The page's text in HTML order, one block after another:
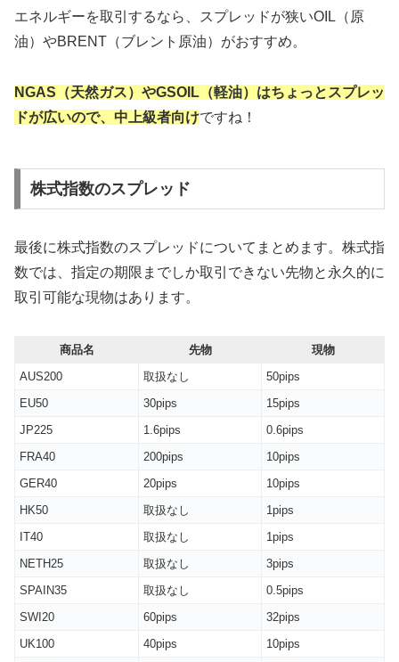
エネルギーを取引するなら、スプレッドが狭いOIL（原
油）やBRENT（ブレント原油）がおすすめ。
NGAS（天然ガス）やGSOIL（軽油）はちょっとスプレッ
ドが広いので、中上級者向けですね！
株式指数のスプレッド
最後に株式指数のスプレッドについてまとめます。株式指
数では、指定の期限までしか取引できない先物と永久的に
取引可能な現物はあります。
商品名 先物
現物
AUS200
取扱なし
50pips
EU50
30pips
15pips
JP225
1.6pips
0.6pips
FRA40
200pips
10pips
GER40
20pips
10pips
HK50
取扱なし
1pips
IT40
取扱なし
1pips
NETH25
取扱なし
3pips
SPAIN35
取扱なし
0.5pips
SWI20
60pips
32pips
UK100
40pips
10pips